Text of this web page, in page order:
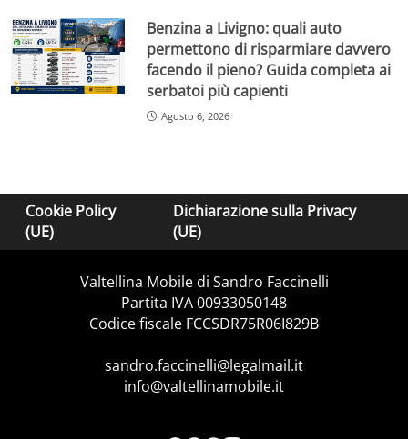
Benzina a Livigno: quali auto
permettono di risparmiare davvero
facendo il pieno? Guida completa ai
serbatoi più capienti
Agosto 6, 2026
Cookie Policy
(UE)
Dichiarazione sulla Privacy
(UE)
Valtellina Mobile di Sandro Faccinelli
Partita IVA 00933050148
Codice fiscale FCCSDR75R06I829B
sandro.faccinelli@legalmail.it
info@valtellinamobile.it